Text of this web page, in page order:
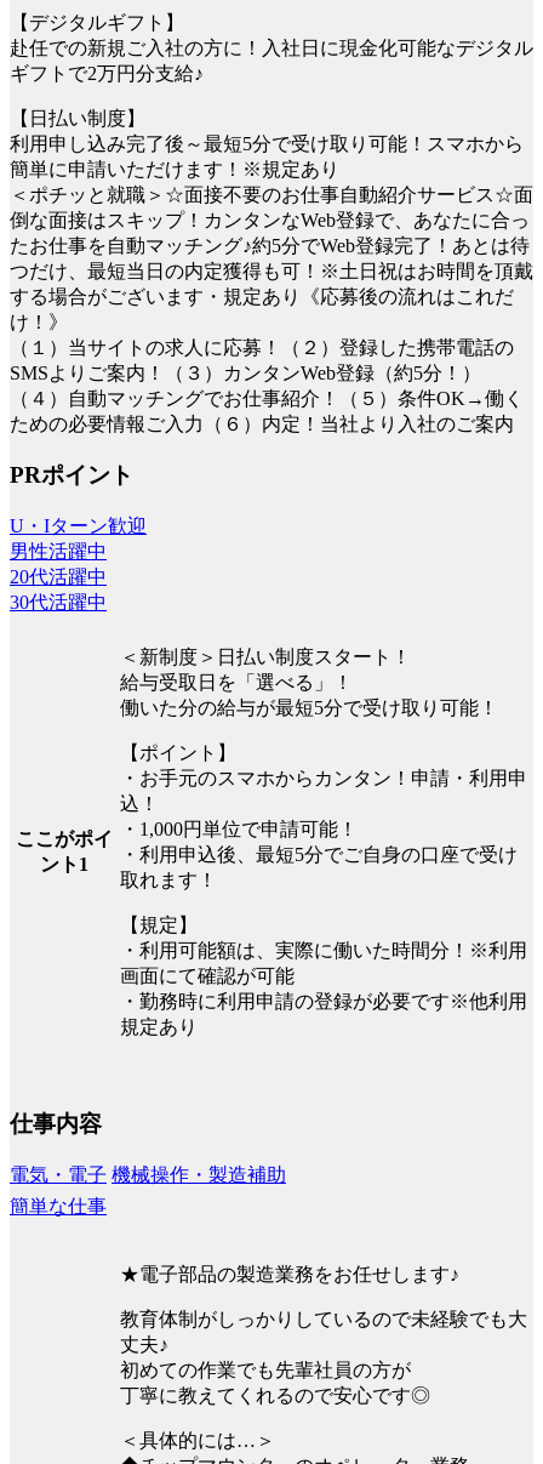
【デジタルギフト】
赴任での新規ご入社の方に！入社日に現金化可能なデジタル
ギフトで2万円分支給♪
【日払い制度】
利用申し込み完了後～最短5分で受け取り可能！スマホから
簡単に申請いただけます！※規定あり
＜ポチッと就職＞☆面接不要のお仕事自動紹介サービス☆面
倒な面接はスキップ！カンタンなWeb登録で、あなたに合っ
たお仕事を自動マッチング♪約5分でWeb登録完了！あとは待
つだけ、最短当日の内定獲得も可！※土日祝はお時間を頂戴
する場合がございます・規定あり《応募後の流れはこれだ
け！》
（１）当サイトの求人に応募！（２）登録した携帯電話の
SMSよりご案内！（３）カンタンWeb登録（約5分！）
（４）自動マッチングでお仕事紹介！（５）条件OK→働く
ための必要情報ご入力（６）内定！当社より入社のご案内
PRポイント
U・Iターン歓迎
男性活躍中
20代活躍中
30代活躍中
ここがポイ
ント1
＜新制度＞日払い制度スタート！
給与受取日を「選べる」！
働いた分の給与が最短5分で受け取り可能！
【ポイント】
・お手元のスマホからカンタン！申請・利用申
込！
・1,000円単位で申請可能！
・利用申込後、最短5分でご自身の口座で受け
取れます！
【規定】
・利用可能額は、実際に働いた時間分！※利用
画面にて確認が可能
・勤務時に利用申請の登録が必要です※他利用
規定あり
仕事内容
電気・電子 機械操作・製造補助
簡単な仕事
★電子部品の製造業務をお任せします♪
教育体制がしっかりしているので未経験でも大
丈夫♪
初めての作業でも先輩社員の方が
丁寧に教えてくれるので安心です◎
＜具体的には…＞